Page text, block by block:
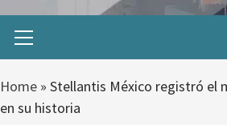
Menu
Home » Stellantis México registró el
en su historia